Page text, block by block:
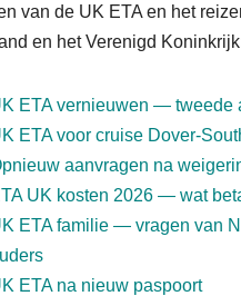
van de UK ETA en het
en het Verenigd
ETA vernieuwen — tweede
ETA voor cruise Dover-
aanvragen na
UK kosten 2026 — wat
ETA familie — vragen van
ETA na nieuw paspoort